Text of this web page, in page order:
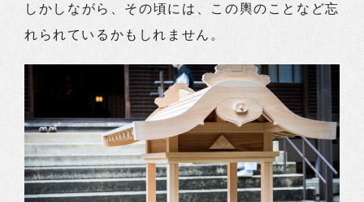
しかしながら、その頃には、この輿のことなど忘
れられているかもしれません。